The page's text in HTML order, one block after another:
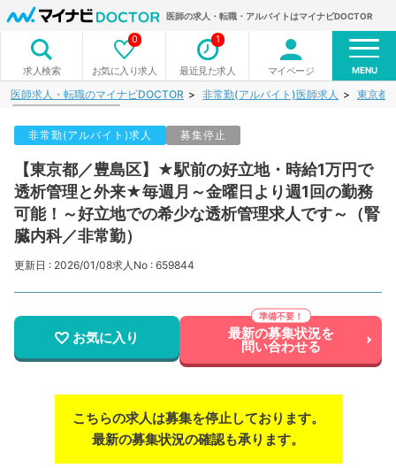
医師の求人・転職・アルバイトはマイナビDOCTOR
求人検索 お気に入り求人
0
最近見た求人
1
マイページ MENU
医師求人・転職のマイナビDOCTOR 非常勤(アルバイト)医師求人 東京都
非常勤(アルバイト)求人 募集停止
【東京都／豊島区】★駅前の好立地・時給1万円で
透析管理と外来★毎週月～金曜日より週1回の勤務
可能！～好立地での希少な透析管理求人です～（腎
臓内科／非常勤）
更新日 : 2026/01/08求人No : 659844
お気に入り 最新の募集状況を
問い合わせる
こちらの求人は募集を停止しております。
最新の募集状況の確認も承ります。